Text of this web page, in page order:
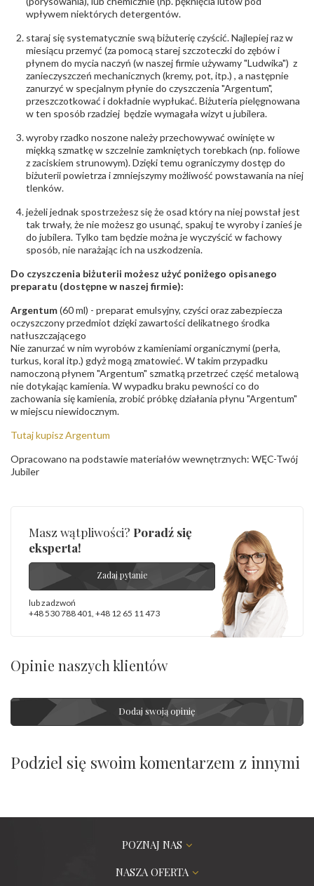
wpływem niektórych detergentów.
staraj się systematycznie swą biżuterię czyścić. Najlepiej raz w
miesiącu przemyć (za pomocą starej szczoteczki do zębów i
płynem do mycia naczyń (w naszej firmie używamy "Ludwika") z
zanieczyszczeń mechanicznych (kremy, pot, itp.) , a następnie
zanurzyć w specjalnym płynie do czyszczenia "Argentum",
przeszczotkować i dokładnie wypłukać. Biżuteria pielęgnowana
w ten sposób rzadziej będzie wymagała wizyt u jubilera.
wyroby rzadko noszone należy przechowywać owinięte w
miękką szmatkę w szczelnie zamkniętych torebkach (np. foliowe
z zaciskiem strunowym). Dzięki temu ograniczymy dostęp do
biżuterii powietrza i zmniejszymy możliwość powstawania na niej
tlenków.
jeżeli jednak spostrzeżesz się że osad który na niej powstał jest
tak trwały, że nie możesz go usunąć, spakuj te wyroby i zanieś je
do jubilera. Tylko tam będzie można je wyczyścić w fachowy
sposób, nie narażając ich na uszkodzenia.
Do czyszczenia biżuterii możesz użyć poniżego opisanego
preparatu (dostępne w naszej firmie):
Argentum(60 ml) - preparat emulsyjny, czyści oraz zabezpiecza
oczyszczony przedmiot dzięki zawartości delikatnego środka
natłuszczającego
Nie zanurzać w nim wyrobów z kamieniami organicznymi (perła,
turkus, koral itp.) gdyż mogą zmatowieć. W takim przypadku
namoczoną płynem "Argentum" szmatką przetrzeć część metalową
nie dotykając kamienia. W wypadku braku pewności co do
zachowania się kamienia, zrobić próbkę działania płynu "Argentum"
w miejscu niewidocznym.
Tutaj kupisz Argentum
Opracowano na podstawie materiałów wewnętrznych: WĘC-Twój
Jubiler
Masz wątpliwości? Poradź się
eksperta!
Zadaj pytanie
lub zadzwoń
+48 530 788 401 +48 12 65 11 473
Opinie naszych klientów
Dodaj swoją opinię
Podziel się swoim komentarzem z innymi
POZNAJ NAS
NASZA OFERTA